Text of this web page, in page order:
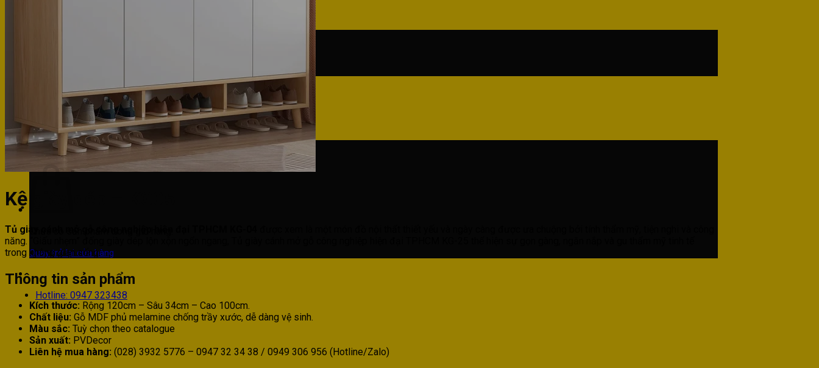
Tìm kiếm:
Quay trở lại cửa hàng
Hotline: 0947 323438
Kệ giày dép – KG05
Tủ giày cánh mở gỗ công nghiệp hiện đại TPHCM KG-04
năng. “Giấu nhẹm” đống giày dép lộn xộn ngổn ngang, Tủ giày cánh mở gỗ công nghiệp hiện đại TPHCM KG-25 thể hiện sự gọn gàng, ngăn nắp và gu thẩm mỹ tinh tế
trong không gian sống.
Thông tin sản phẩm
Kích thước: Rộng 120cm – Sâu 34cm – Cao 100cm.
Chất liệu: Gỗ MDF phủ melamine chống trầy xước, dễ dàng vệ sinh.
Màu sắc: Tuỳ chọn theo catalogue
Sản xuất: PVDecor
Liên hệ mua hàng: (028) 3932 5776 – 0947 32 34 38 / 0949 306 956 (Hotline/Zalo)